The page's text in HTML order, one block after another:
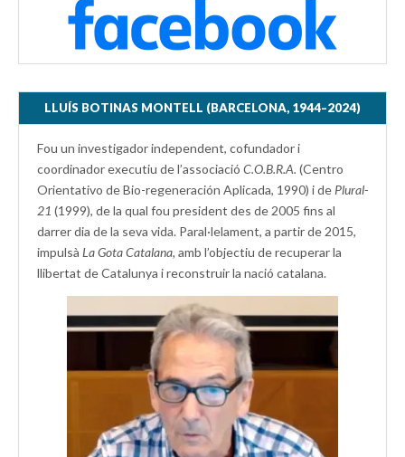
LLUÍS BOTINAS MONTELL (BARCELONA, 1944–2024)
Fou un investigador independent, cofundador i
coordinador executiu de l’associació C.O.B.R.A. (Centro
Orientativo de Bio-regeneración Aplicada, 1990) i de Plural-
21 (1999), de la qual fou president des de 2005 fins al
darrer dia de la seva vida. Paral·lelament, a partir de 2015,
impulsà La Gota Catalana, amb l’objectiu de recuperar la
llibertat de Catalunya i reconstruir la nació catalana.